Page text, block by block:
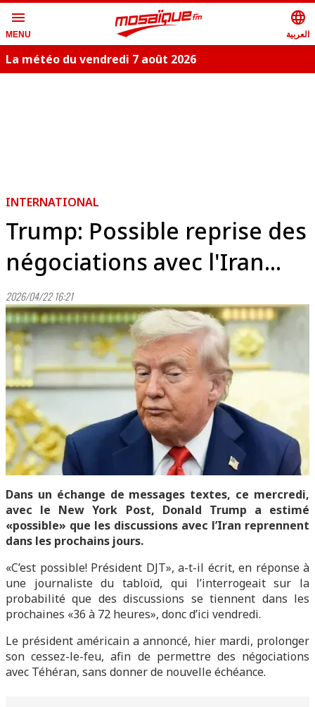
menu
MENU
language
العربية
La météo du vendredi 7 août 2026
INTERNATIONAL
Trump: Possible reprise des
négociations avec l'Iran...
2026/04/22 16:21
Dans un échange de messages textes, ce mercredi,
avec le New York Post, Donald Trump a estimé
«possible» que les discussions avec l’Iran reprennent
dans les prochains jours.
«C’est possible! Président DJT», a-t-il écrit, en réponse à
une journaliste du tabloïd, qui l’interrogeait sur la
probabilité que des discussions se tiennent dans les
prochaines «36 à 72 heures», donc d’ici vendredi.
Le président américain a annoncé, hier mardi, prolonger
son cessez-le-feu, afin de permettre des négociations
avec Téhéran, sans donner de nouvelle échéance.